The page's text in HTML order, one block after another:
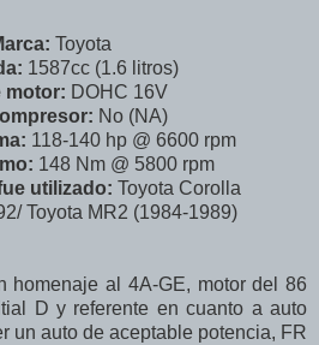
Toyota
1587cc (1.6 litros)
motor: DOHC 16V
No (NA)
118-140 hp @ 6600 rpm
148 Nm @ 5800 rpm
utilizado: Toyota Corolla
Toyota MR2 (1984-1989)
homenaje al 4A-GE, motor del 86
D y referente en cuanto a auto
un auto de aceptable potencia, FR